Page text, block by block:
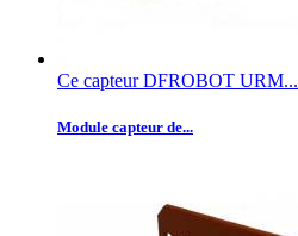
Ce capteur DFROBOT URM...
Module capteur de...